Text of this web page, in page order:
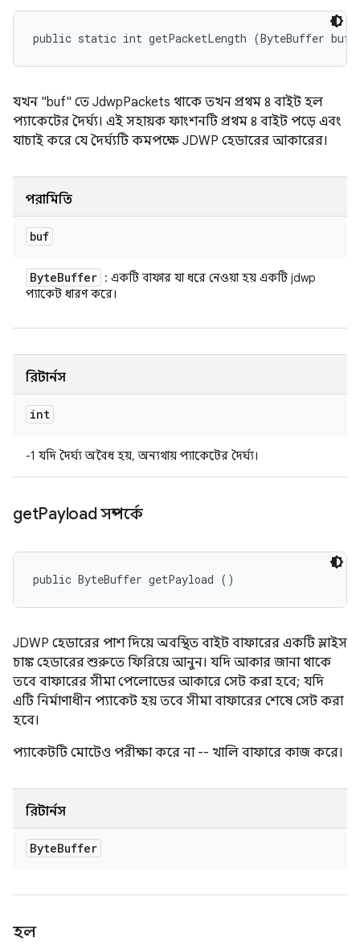
public static int getPacketLength (ByteBuffer buf)
যখন "buf" তে JdwpPackets থাকে তখন প্রথম ৪ বাইট হল
প্যাকেটের দৈর্ঘ্য। এই সহায়ক ফাংশনটি প্রথম ৪ বাইট পড়ে এবং
যাচাই করে যে দৈর্ঘ্যটি কমপক্ষে JDWP হেডারের আকারের।
পরামিতি
buf
ByteBuffer : একটি বাফার যা ধরে নেওয়া হয় একটি jdwp
প্যাকেট ধারণ করে।
রিটার্নস
int
-1 যদি দৈর্ঘ্য অবৈধ হয়, অন্যথায় প্যাকেটের দৈর্ঘ্য।
getPayload সম্পর্কে
public ByteBuffer getPayload ()
JDWP হেডারের পাশ দিয়ে অবস্থিত বাইট বাফারের একটি স্লাইস
চাঙ্ক হেডারের শুরুতে ফিরিয়ে আনুন। যদি আকার জানা থাকে
তবে বাফারের সীমা পেলোডের আকারে সেট করা হবে; যদি
এটি নির্মাণাধীন প্যাকেট হয় তবে সীমা বাফারের শেষে সেট করা
হবে।
প্যাকেটটি মোটেও পরীক্ষা করে না -- খালি বাফারে কাজ করে।
রিটার্নস
ByteBuffer
হল